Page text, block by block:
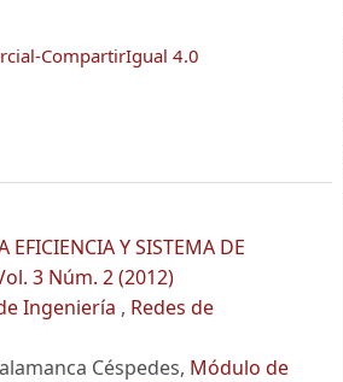
CompartirIgual 4.0
EFICIENCIA Y SISTEMA DE
3 Núm. 2 (2012)
Ingeniería , Redes de
Céspedes, Módulo de